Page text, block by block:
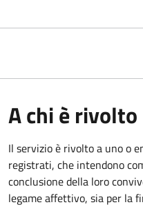
A chi è rivolto
Il servizio è rivolto a uno o
registrati, che intendono
conclusione della loro
legame affettivo, sia per la